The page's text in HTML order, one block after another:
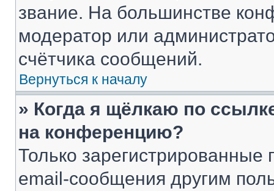
звание. На большинстве
модератор или
счётчика сообщений.
Вернуться к началу
» Когда я щёлкаю по
на конференцию?
Только зарегистрированные
email-сообщения другим